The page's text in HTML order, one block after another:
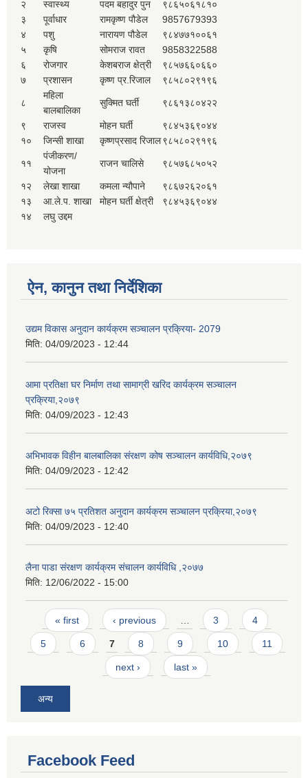
२
स्वास्थ्य पदम बहादुर पुन
९८६५०६१८१०
३
पूर्वाधार रामकृष्ण पौडेल
9857679393
४
पशु नारायण पौडेल
९८४७७१००६१
५
कृषि सोमराज रावत
9858322588
६
रोजगार केशबराज क्षेत्री
९८५७६६०६६०
७
प्रशासन कृष्ण प्र.रिजाल ९८५८०२९१९६
८
महिला
बालबालिका
सुक्मित घर्ती ९८६१३८०४२२
९ राजस्व मोहन घर्ती
९८४५३६९०४४
१०
जिन्सी शाखा कृष्णप्रसाद रिजाल९८५८०२९१९६
११
पंजीकरण/
योजना
राजन चालिसे ९८५७६८५०५२
१२ लेखा शाखा कमला न्यौपाने
९८६७२६२०६१
१३
आ.ले.प. शाखा मोहन घर्ती क्षेत्री
९८४५३६९०४४
१४
लघु उद्दम
ऐन, कानुन तथा निर्देशिका
उद्यम विकास अनुदान कार्यक्रम सञ्चालन प्रक्रिया- 2079
मिति: 04/09/2023 - 12:44
आमा प्रतिक्षा घर निर्माण तथा सामाग्री खरिद कार्यक्रम सञ्चालन
प्रक्रिया,२०७९
मिति: 04/09/2023 - 12:43
अभिभावक विहीन बालबालिका संरक्षण कोष सञ्चालन कार्यविधि,२०७९
मिति: 04/09/2023 - 12:42
अटो रिक्सा ७५ प्रतिशत अनुदान कार्यक्रम सञ्चालन प्रक्रिया,२०७९
मिति: 04/09/2023 - 12:40
लैना पाडा संरक्षण कार्यक्रम संचालन कार्यविधि ,२०७७
मिति: 12/06/2022 - 15:00
Pages
« first ‹ previous 3 4
5 6 7 8 9 10 11
next › last »
अन्य
Facebook Feed